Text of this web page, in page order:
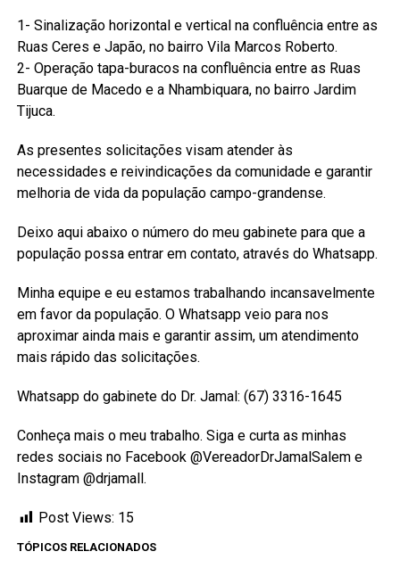
1- Sinalização horizontal e vertical na confluência entre as
Ruas Ceres e Japão, no bairro Vila Marcos Roberto.
2- Operação tapa-buracos na confluência entre as Ruas
Buarque de Macedo e a Nhambiquara, no bairro Jardim
Tijuca.
As presentes solicitações visam atender às
necessidades e reivindicações da comunidade e garantir
melhoria de vida da população campo-grandense.
Deixo aqui abaixo o número do meu gabinete para que a
população possa entrar em contato, através do Whatsapp.
Minha equipe e eu estamos trabalhando incansavelmente
em favor da população. O Whatsapp veio para nos
aproximar ainda mais e garantir assim, um atendimento
mais rápido das solicitações.
Whatsapp do gabinete do Dr. Jamal: (67) 3316-1645
Conheça mais o meu trabalho. Siga e curta as minhas
redes sociais no Facebook @VereadorDrJamalSalem e
Instagram @drjamall.
Post Views: 15
TÓPICOS RELACIONADOS